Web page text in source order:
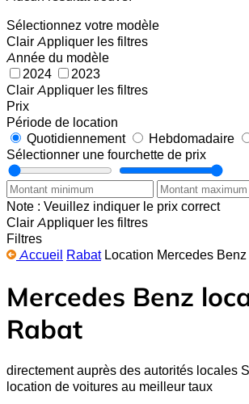
Sélectionnez votre modèle
Clair Appliquer les filtres
Année du modèle
2024
2023
Clair Appliquer les filtres
Prix
Période de location
Quotidiennement
Hebdomadaire
Sélectionner une fourchette de prix
Note : Veuillez indiquer le prix correct
Clair Appliquer les filtres
Filtres
Accueil Rabat Location Mercedes
Mercedes Benz
Rabat
directement auprès des autorités locales
location de voitures au meilleur taux